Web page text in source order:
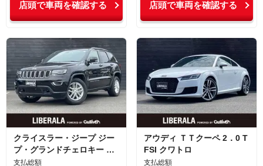
店頭で車両を確認する 店頭で車両を確認する
クライスラー・ジープ ジー
プ・グランドチェロキー ラ
レード
支払総額
アウディ ＴＴクーペ 2．0 T
FSI クワトロ
支払総額